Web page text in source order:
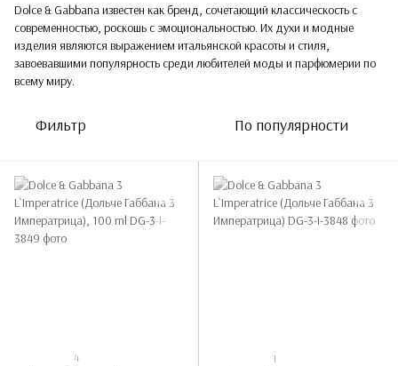
Dolce & Gabbana известен как бренд, сочетающий классическость с
современностью, роскошь с эмоциональностью. Их духи и модные
изделия являются выражением итальянской красоты и стиля,
завоевавшими популярность среди любителей моды и парфюмерии по
всему миру.
Фильтр По популярности
4 1